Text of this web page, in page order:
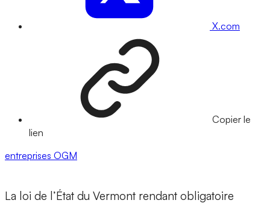
X.com
Copier le
lien
entreprises OGM
La loi de l’État du Vermont rendant obligatoire